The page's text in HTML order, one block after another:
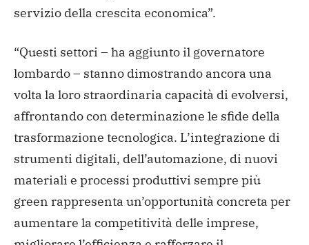
servizio della crescita economica”.
“Questi settori – ha aggiunto il governatore
lombardo – stanno dimostrando ancora una
volta la loro straordinaria capacità di evolversi,
affrontando con determinazione le sfide della
trasformazione tecnologica. L’integrazione di
strumenti digitali, dell’automazione, di nuovi
materiali e processi produttivi sempre più
green rappresenta un’opportunità concreta per
aumentare la competitività delle imprese,